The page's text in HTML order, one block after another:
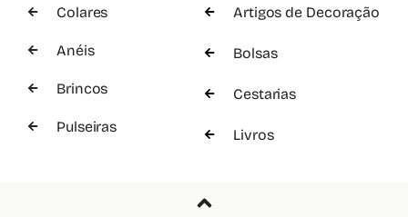
Colares
Anéis
Brincos
Pulseiras
Artigos de Decoração
Bolsas
Cestarias
Livros